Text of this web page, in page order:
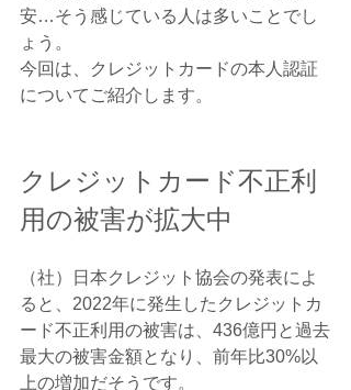
安…そう感じている人は多いことでし
ょう。
今回は、クレジットカードの本人認証
についてご紹介します。
クレジットカード不正利
用の被害が拡大中
（社）日本クレジット協会の発表によ
ると、2022年に発生したクレジットカ
ード不正利用の被害は、436億円と過去
最大の被害金額となり、前年比30%以
上の増加だそうです。